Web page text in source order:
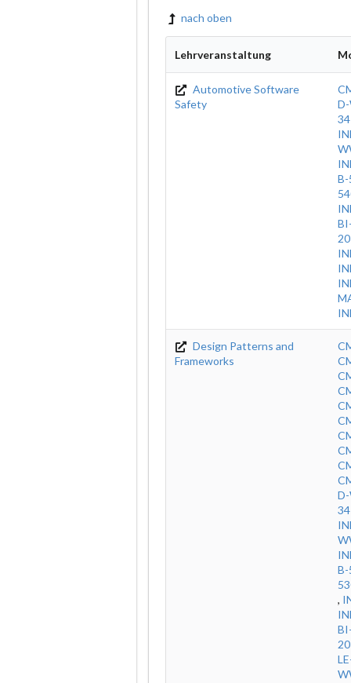
nach oben
Lehrveranstaltung
Automotive Software
Safety
B-
Design Patterns and
Frameworks
B-
,